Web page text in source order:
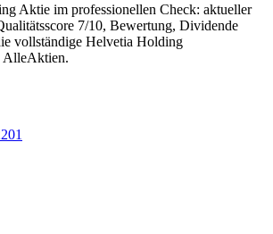
Aktie im professionellen Check: aktueller
7/10, Bewertung, Dividende
vollständige Helvetia Holding
AlleAktien.